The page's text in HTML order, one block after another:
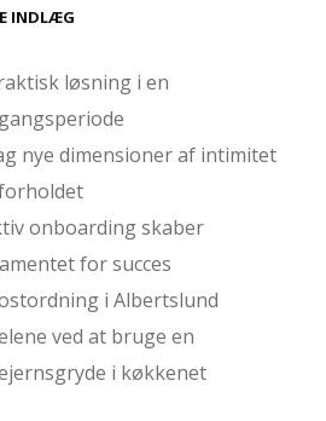
INDLÆG
løsning i en
nye dimensioner af intimitet
onboarding skaber
for succes
i Albertslund
ved at bruge en
i køkkenet